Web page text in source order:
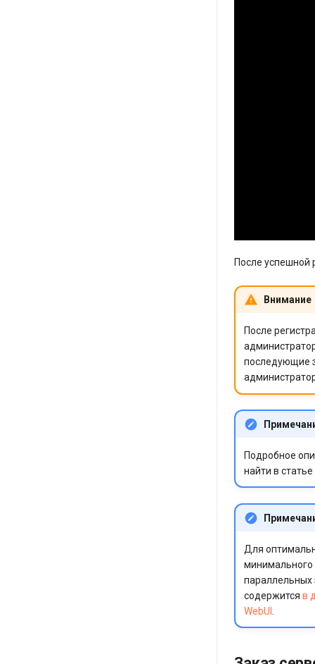
После успешной
Внимание
После
последующие
Подробное
найти в статье
Для
минимального
параллельных
содержится в
WebUI